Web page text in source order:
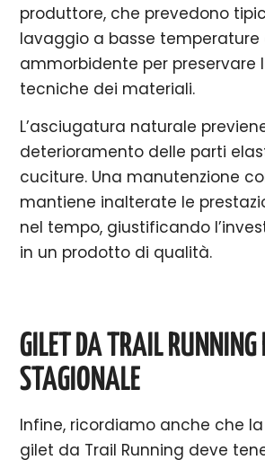
produttore, che prevedono
lavaggio a basse temperature
ammorbidente per preservare
tecniche dei materiali.
L’asciugatura naturale
deterioramento delle parti
cuciture. Una manutenzione
mantiene inalterate le
nel tempo, giustificando
in un prodotto di qualità.
GILET DA TRAIL
STAGIONALE
Infine, ricordiamo anche che
gilet da Trail Running deve